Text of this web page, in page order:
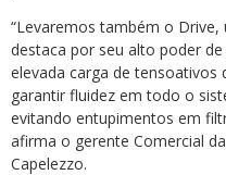
“Levaremos também o Drive,
destaca por seu alto poder
elevada carga de tensoativos
garantir fluidez em todo o
evitando entupimentos em
afirma o gerente Comercial
Capelezzo.